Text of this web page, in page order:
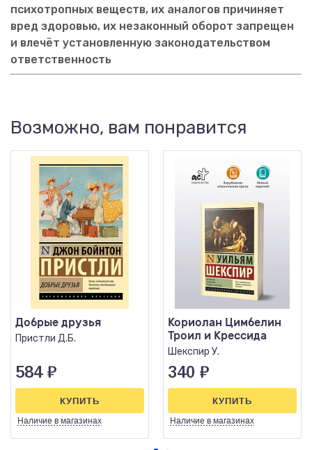
психотропных веществ, их аналогов причиняет
вред здоровью, их незаконный оборот запрещен
и влечёт установленную законодательством
ответственность
Возможно, вам понравится
Добрые друзья
Пристли Д.Б.
584 ₽
Наличие в магазинах
КУПИТЬ
Кориолан Цимбелин
Троил и Крессида
Шекспир У.
340 ₽
Наличие в магазинах
КУПИТЬ